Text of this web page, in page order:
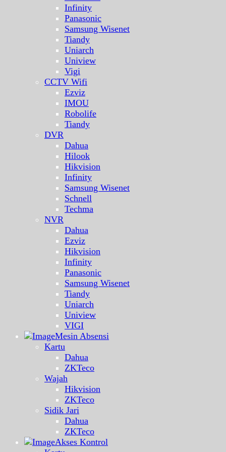
Infinity
Panasonic
Samsung Wisenet
Tiandy
Uniarch
Uniview
Vigi
CCTV Wifi
Ezviz
IMOU
Robolife
Tiandy
DVR
Dahua
Hilook
Hikvision
Infinity
Samsung Wisenet
Schnell
Techma
NVR
Dahua
Ezviz
Hikvision
Infinity
Panasonic
Samsung Wisenet
Tiandy
Uniarch
Uniview
VIGI
Mesin Absensi
Kartu
Dahua
ZKTeco
Wajah
Hikvision
ZKTeco
Sidik Jari
Dahua
ZKTeco
Akses Kontrol